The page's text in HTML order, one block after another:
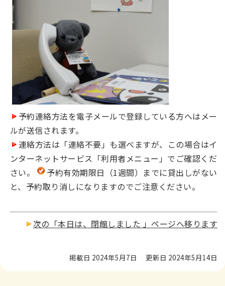
予約連絡方法を電子メールで登録している方へはメー
ルが送信されます。
連絡方法は「連絡不要」も選べますが、この場合はイ
ンターネットサービス「利用者メニュー」でご確認くだ
さい。
予約有効期限日（1週間）までに貸出しがない
と、予約取り消しになりますのでご注意ください。
次の「本日は、閉館しました 」ページへ移ります
掲載日 2024年5月7日 更新日 2024年5月14日